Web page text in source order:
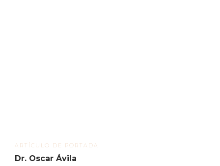
ARTÍCULO DE PORTADA
Dr. Oscar Ávila